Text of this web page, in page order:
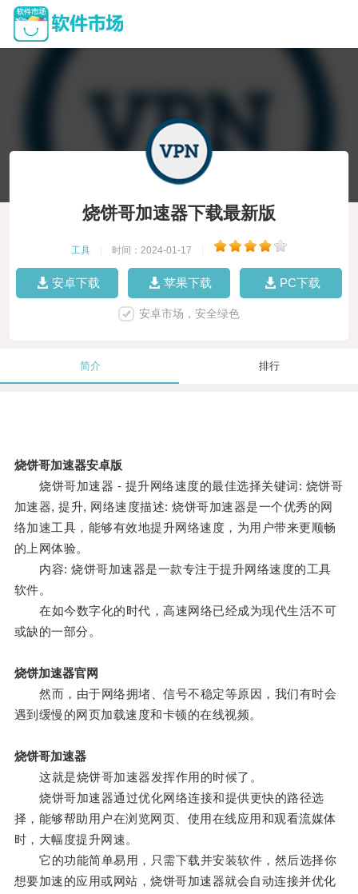
烧饼哥加速器下载最新版
工具 时间：2024-01-17
安卓下载 苹果下载 PC下载
安卓市场，安全绿色
简介 排行
烧饼哥加速器安卓版
烧饼哥加速器 - 提升网络速度的最佳选择关键词: 烧饼哥
加速器, 提升, 网络速度描述: 烧饼哥加速器是一个优秀的网
络加速工具，能够有效地提升网络速度，为用户带来更顺畅
的上网体验。
内容: 烧饼哥加速器是一款专注于提升网络速度的工具
软件。
在如今数字化的时代，高速网络已经成为现代生活不可
或缺的一部分。
烧饼加速器官网
然而，由于网络拥堵、信号不稳定等原因，我们有时会
遇到缓慢的网页加载速度和卡顿的在线视频。
烧饼哥加速器
这就是烧饼哥加速器发挥作用的时候了。
烧饼哥加速器通过优化网络连接和提供更快的路径选
择，能够帮助用户在浏览网页、使用在线应用和观看流媒体
时，大幅度提升网速。
它的功能简单易用，只需下载并安装软件，然后选择你
想要加速的应用或网站，烧饼哥加速器就会自动连接并优化